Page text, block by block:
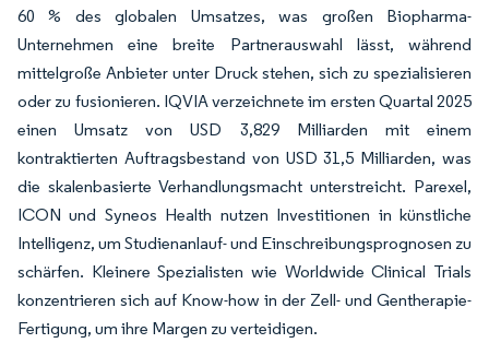
60 % des globalen Umsatzes, was großen Biopharma-
Unternehmen eine breite Partnerauswahl lässt, während
mittelgroße Anbieter unter Druck stehen, sich zu spezialisieren
oder zu fusionieren. IQVIA verzeichnete im ersten Quartal 2025
einen Umsatz von USD 3,829 Milliarden mit einem
kontraktierten Auftragsbestand von USD 31,5 Milliarden, was
die skalenbasierte Verhandlungsmacht unterstreicht. Parexel,
ICON und Syneos Health nutzen Investitionen in künstliche
Intelligenz, um Studienanlauf- und Einschreibungsprognosen zu
schärfen. Kleinere Spezialisten wie Worldwide Clinical Trials
konzentrieren sich auf Know-how in der Zell- und Gentherapie-
Fertigung, um ihre Margen zu verteidigen.